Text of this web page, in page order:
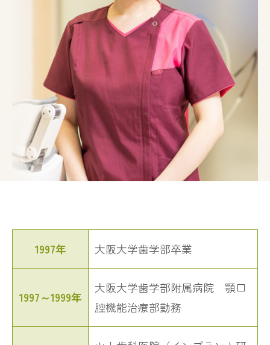
1997年 大阪大学歯学部卒業
1997～1999年
大阪大学歯学部附属病院 顎口
腔機能治療部勤務